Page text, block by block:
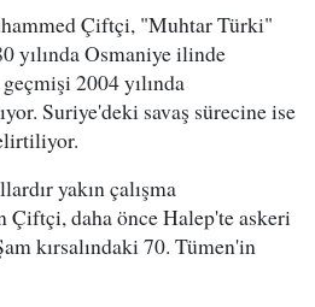
Çiftçi, "Muhtar Türki"
yılında Osmaniye ilinde
2004 yılında
Suriye'deki savaş sürecine ise
yakın çalışma
Çiftçi, daha önce Halep'te askeri
kırsalındaki 70. Tümen'in